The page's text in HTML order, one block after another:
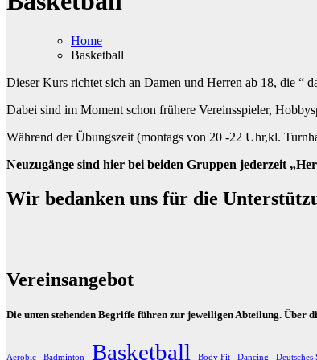
Home
Basketball
Dieser Kurs richtet sich an Damen und Herren ab 18, die “
Dabei sind im Moment schon frühere Vereinsspieler,
Während der Übungszeit (montags von 20 -22 Uhr,kl.
Neuzugänge sind hier bei beiden Gruppen jederzeit
Wir bedanken uns für die
Vereinsangebot
Die unten stehenden Begriffe führen zur jeweiligen Abteilung. Über
Aerobic Badminton Basketball Body Fit Dancing Deutsches